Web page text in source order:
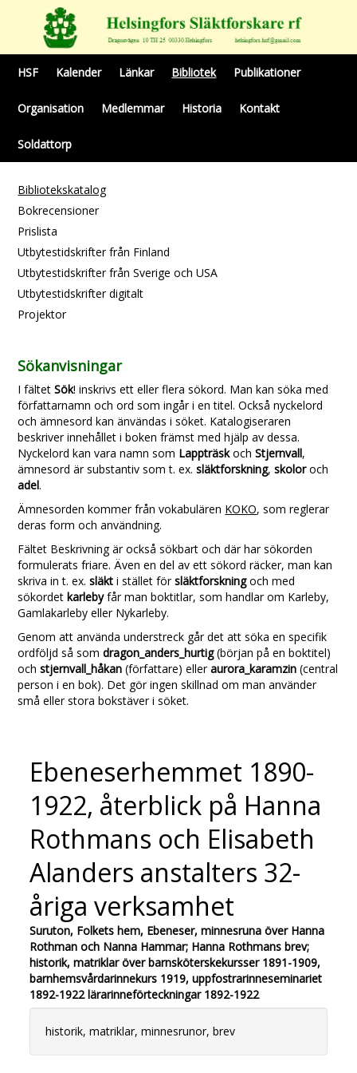
HSF Kalender Länkar Bibliotek Publikationer
Organisation Medlemmar Historia Kontakt
Soldattorp
Bibliotekskatalog
Bokrecensioner
Prislista
Utbytestidskrifter från Finland
Utbytestidskrifter från Sverige och USA
Utbytestidskrifter digitalt
Projektor
Sökanvisningar
I fältetSök! inskrivs ett eller flera sökord. Man kan söka med
författarnamn och ord som ingår i en titel. Också nyckelord
och ämnesord kan änvändas i söket. Katalogiseraren
beskriver innehållet i boken främst med hjälp av dessa.
Nyckelord kan vara namn som LappträskochStjernvall,
ämnesord är substantiv som t. ex.släktforskning,skoloroch
adel.
Ämnesorden kommer från vokabulären KOKO, som reglerar
deras form och användning.
Fältet Beskrivning är också sökbart och där har sökorden
formulerats friare. Även en del av ett sökord räcker, man kan
skriva in t. ex.släkti stället försläktforskningoch med
sökordetkarlebyfår man boktitlar, som handlar om Karleby,
Gamlakarleby eller Nykarleby.
Genom att använda understreck går det att söka en specifik
ordföljd så somdragon_anders_hurtig(början på en boktitel)
ochstjernvall_håkan (författare) elleraurora_karamzin (central
person i en bok). Det gör ingen skillnad om man använder
små eller stora bokstäver i söket.
Ebeneserhemmet 1890-
1922, återblick på Hanna
Rothmans och Elisabeth
Alanders anstalters 32-
åriga verksamhet
Suruton, Folkets hem, Ebeneser, minnesruna över Hanna
Rothman och Nanna Hammar; Hanna Rothmans brev;
historik, matriklar över barnsköterskekursser 1891-1909,
barnhemsvårdarinnekurs 1919, uppfostrarinneseminariet
1892-1922 lärarinneförteckningar 1892-1922
historik, matriklar, minnesrunor, brev